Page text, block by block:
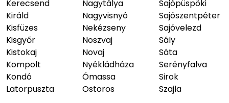
Kerecsend
Királd
Kisfüzes
Kisgyőr
Kistokaj
Kompolt
Kondó
Latorpuszta
Nagytálya
Nagyvisnyó
Nekézseny
Noszvaj
Novaj
Nyékládháza
Ómassa
Ostoros
Sajópüspöki
Sajószentpéter
Sajóvelezd
Sály
Sáta
Serényfalva
Sirok
Szajla